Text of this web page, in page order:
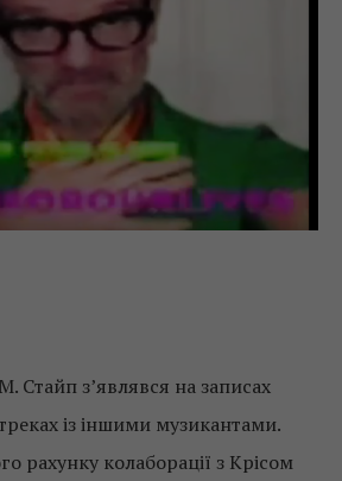
Стайп з’являвся на записах
із іншими музикантами.
рахунку колаборації з Крісом